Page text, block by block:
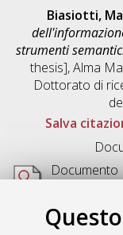
Biasiotti,
strumenti
thesis], Alma
Dottorato di
Salva
Documento
Acrobat
Download